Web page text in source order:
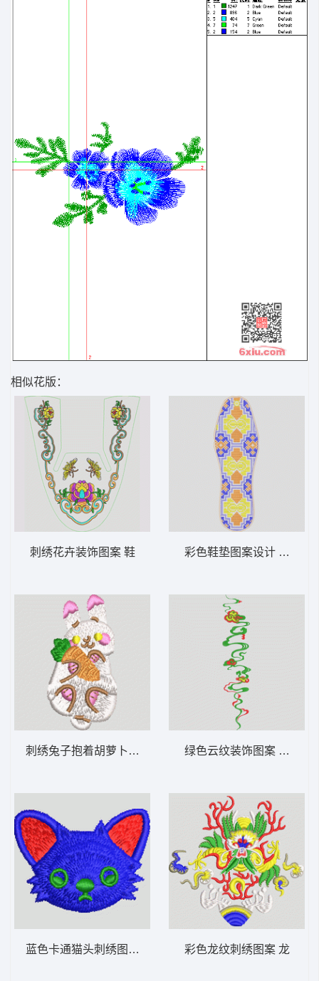
相似花版：
刺绣花卉装饰图案 鞋
刺绣兔子抱着胡萝卜 猫
蓝色卡通猫头刺绣图案 狐狸
彩色鞋垫图案设计 鞋垫
绿色云纹装饰图案 汉服
彩色龙纹刺绣图案 龙